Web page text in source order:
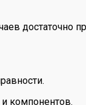
компонентов.